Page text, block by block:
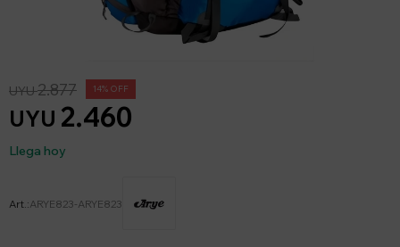
UYU 2.460
UYU2.877 14
Llega hoy
ARYE823-ARYE823